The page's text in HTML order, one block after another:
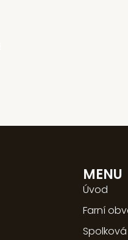
MENU
Úvod
Farní